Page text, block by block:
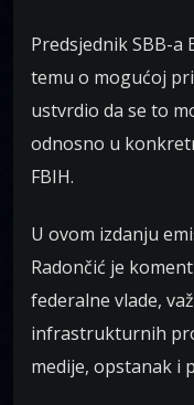
Predsjednik SBB-a
temu o mogućoj
ustvrdio da se to
odnosno u
FBIH.
U ovom izdanju
Radončić je
federalne vlade,
infrastrukturnih
medije, opstanak i